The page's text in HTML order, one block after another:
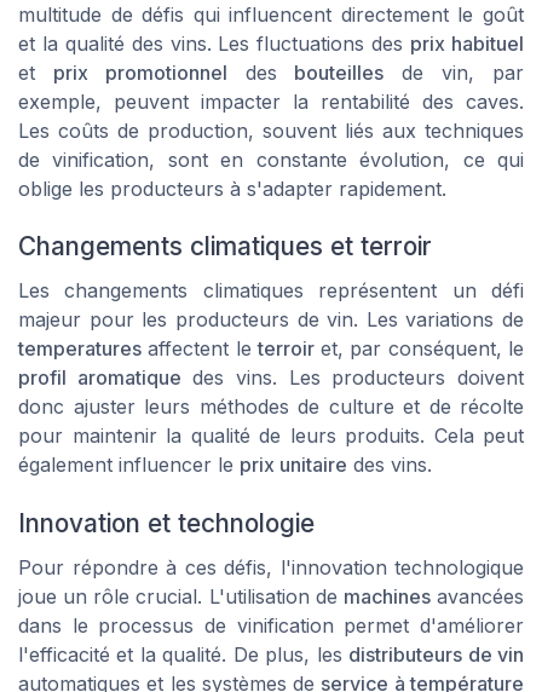
multitude de défis qui influencent directement le goût
et la qualité des vins. Les fluctuations des prix habituel
et prix promotionnel des bouteilles de vin, par
exemple, peuvent impacter la rentabilité des caves.
Les coûts de production, souvent liés aux techniques
de vinification, sont en constante évolution, ce qui
oblige les producteurs à s'adapter rapidement.
Changements climatiques et terroir
Les changements climatiques représentent un défi
majeur pour les producteurs de vin. Les variations de
temperatures affectent leterroiret, par conséquent, le
profil aromatique des vins. Les producteurs doivent
donc ajuster leurs méthodes de culture et de récolte
pour maintenir la qualité de leurs produits. Cela peut
également influencer le prix unitaire des vins.
Innovation et technologie
Pour répondre à ces défis, l'innovation technologique
joue un rôle crucial. L'utilisation de machinesavancées
dans le processus de vinification permet d'améliorer
l'efficacité et la qualité. De plus, les distributeurs de vin
automatiques et les systèmes de service à température